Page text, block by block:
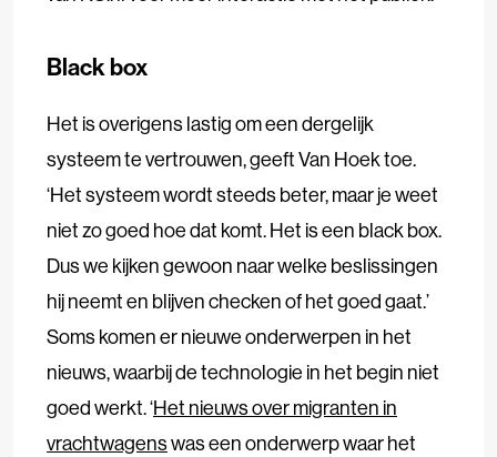
Black box
Het is overigens lastig om een dergelijk
systeem te vertrouwen, geeft Van Hoek toe.
‘Het systeem wordt steeds beter, maar je weet
niet zo goed hoe dat komt. Het is een black box.
Dus we kijken gewoon naar welke beslissingen
hij neemt en blijven checken of het goed gaat.’
Soms komen er nieuwe onderwerpen in het
nieuws, waarbij de technologie in het begin niet
goed werkt. ‘Het nieuws over migranten in
vrachtwagenswas een onderwerp waar het